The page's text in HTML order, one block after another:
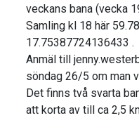
veckans bana (vecka
Samling kl 18 här
17.75387724136433 .
Anmäl till
söndag 26/5 om man
Det finns två svarta
att korta av till ca 2,5